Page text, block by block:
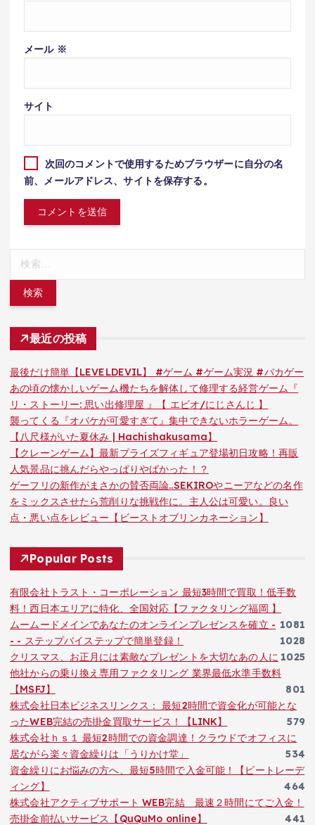
メール ※
サイト
次回のコメントで使用するためブラウザーに自分の名
前、メールアドレス、サイトを保存する。
最近の投稿
最後だけ簡単【LEVELDEVIL】 #ゲーム #ゲーム実況 #バカゲー
あの頃の懐かしいゲーム機たちを解体して修理する経営ゲーム『
リ・ストーリー: 思い出修理屋 』【 エビオ/にじさんじ 】
襲ってくる『オバケが可愛すぎて』集中できないホラーゲーム。
【八尺様がいた夏休み | Hachishakusama】
【クレーンゲーム】最新プライズフィギュア登場初日攻略！再販
人気景品に挑んだらやっぱりやばかった！？
ゲーフリの新作がまさかの賛否両論..SEKIROやニーアなどの名作
をミックスさせたら荒削りな挑戦作に。主人公は可愛い。良い
点・悪い点をレビュー【ビーストオブリンカネーション】
Popular Posts
有限会社トラスト・コーポレーション 最短3時間で買取！低手数
料！西日本エリアに特化、全国対応【ファクタリング福岡 】
1081
ムームードメインであなたのオンラインプレゼンスを確立 -
- - ステップバイステップで簡単登録！
1028
クリスマス、お正月には素敵なプレゼントを大切なあの人に 1025
他社からの乗り換え専用ファクタリング 業界最低水準手数料
【MSFJ】
801
株式会社日本ビジネスリンクス： 最短2時間で資金化が可能とな
ったWEB完結の売掛金買取サービス！【LINK】
579
株式会社ｈｓ１ 最短2時間での資金調達！クラウドでオフィスに
居ながら楽々資金繰りは「うりかけ堂」
534
資金繰りにお悩みの方へ、最短5時間で入金可能！【ビートレーデ
ィング】
464
株式会社アクティブサポート WEB完結 最速２時間にてご入金！
売掛金前払いサービス【QuQuMo online】
441